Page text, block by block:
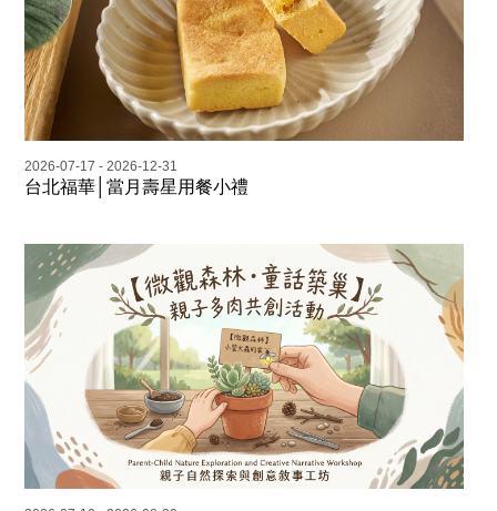
2026-07-17 - 2026-12-31
台北福華│當月壽星用餐小禮